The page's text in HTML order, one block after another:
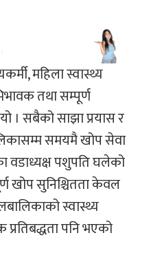
महिला स्वास्थ्य
तथा सम्पूर्ण
। सबैको साझा प्रयास र
समयमै खोप सेवा
वडाध्यक्ष पशुपति घलेको
खोप सुनिश्चितता केवल
स्वास्थ्य
प्रतिबद्धता पनि भएको